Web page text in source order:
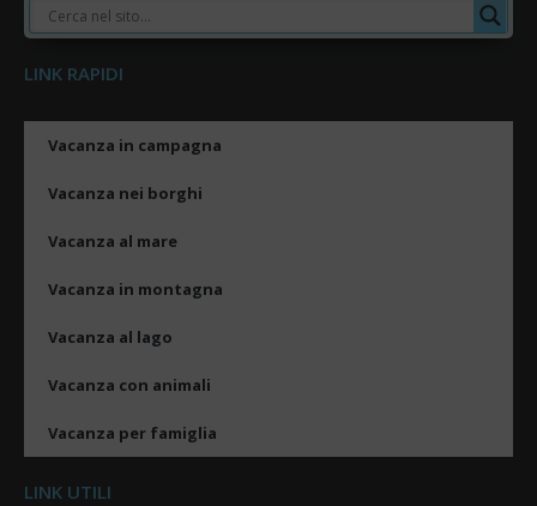
LINK RAPIDI
Vacanza in campagna
Vacanza nei borghi
Vacanza al mare
Vacanza in montagna
Vacanza al lago
Vacanza con animali
Vacanza per famiglia
LINK UTILI